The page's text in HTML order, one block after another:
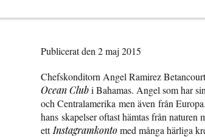
Publicerat den 2 maj 2015
Chefskonditorn Angel Ramirez
Ocean Clubi Bahamas. Angel som har
och Centralamerika men även från
hans skapelser oftast hämtas från
ett Instagramkontomed många härliga